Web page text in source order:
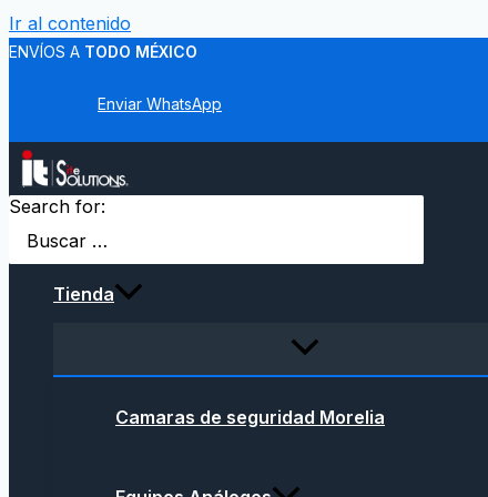
Ir al contenido
ENVÍOS A TODO MÉXICO
Enviar WhatsApp
Search for:
Tienda
Camaras de seguridad Morelia